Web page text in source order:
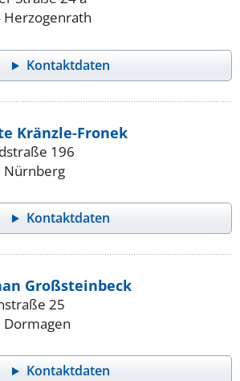
Herzogenrath
Kontaktdaten
Kränzle-Fronek
196
Nürnberg
Kontaktdaten
Großsteinbeck
25
Kontaktdaten